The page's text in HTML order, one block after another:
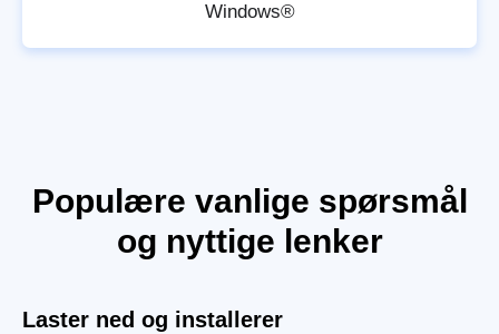
Windows®
Populære vanlige spørsmål
og nyttige lenker
Laster ned og installerer